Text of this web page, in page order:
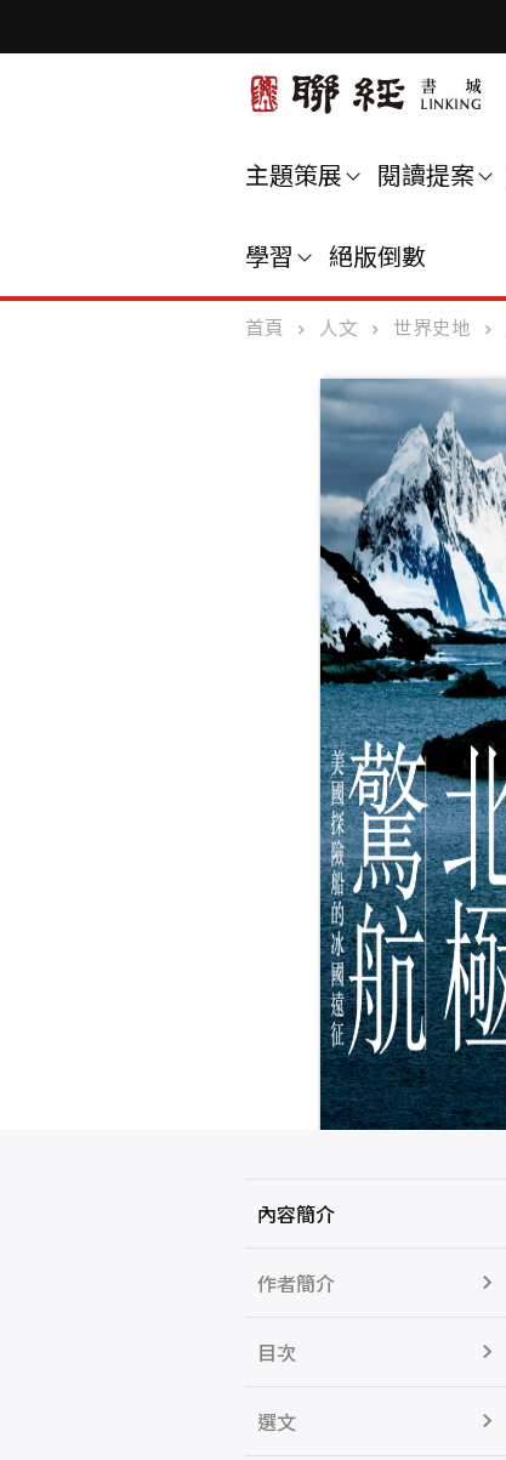
主題策展 閱讀提案
學習 絕版倒數
首頁 人文 世界史地
內容簡介
作者簡介
目次
選文